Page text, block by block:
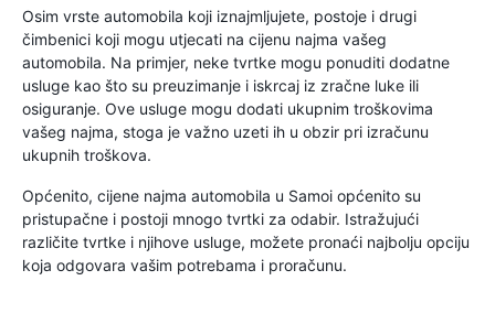
Osim vrste automobila koji iznajmljujete, postoje i drugi
čimbenici koji mogu utjecati na cijenu najma vašeg
automobila. Na primjer, neke tvrtke mogu ponuditi dodatne
usluge kao što su preuzimanje i iskrcaj iz zračne luke ili
osiguranje. Ove usluge mogu dodati ukupnim troškovima
vašeg najma, stoga je važno uzeti ih u obzir pri izračunu
ukupnih troškova.
Općenito, cijene najma automobila u Samoi općenito su
pristupačne i postoji mnogo tvrtki za odabir. Istražujući
različite tvrtke i njihove usluge, možete pronaći najbolju opciju
koja odgovara vašim potrebama i proračunu.